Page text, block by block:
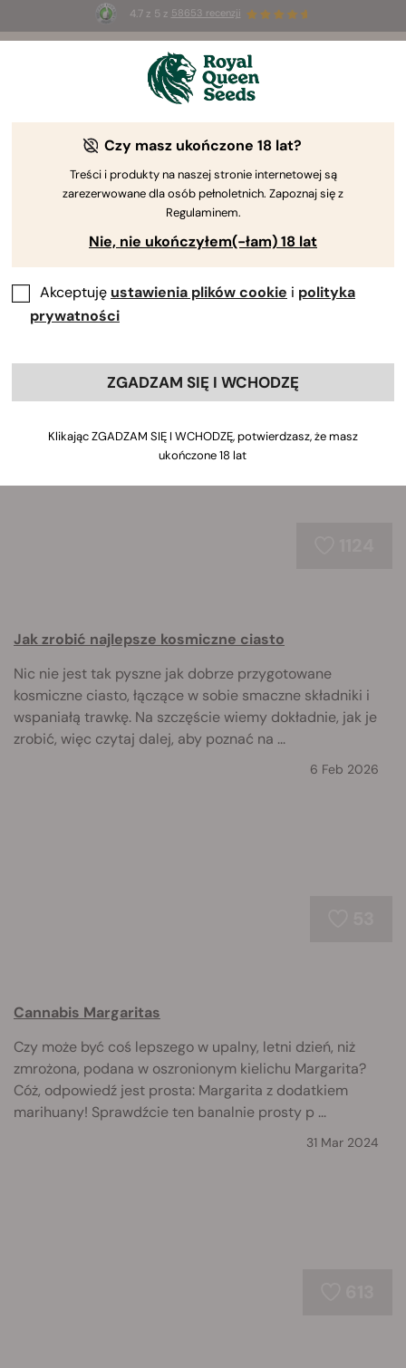
4.7 z 5 z 58653 recenzji
Summer Sales: do 50% zniżki
na wybrane produkty ⏤
The RQS Blog
Odmiany i produkty
Witamy w miejscu, gdzie kreatywność kulinarna spotyka
się z kulturą marihuany! Właśnie natknąłeś się na
wszystkie produkty spożywcze z marihuany i
wypróbować nowe przepisy z użyciem zioła! Załóż czapkę
szefa kuchni i zabierz się za gotowanie!
Jak zrobić najlepsze kosmiczne ciasto
Nic nie jest tak pyszne jak dobrze przygotowane
kosmiczne ciasto, łączące w sobie smaczne składniki i
wspaniałą trawkę. Na szczęście wiemy dokładnie, jak je
zrobić, więc czytaj dalej, aby poznać na ...
6 Feb 2026
Cannabis Margaritas
Czy może być coś lepszego w upalny, letni dzień, niż
zmrożona, podana w oszronionym kielichu Margarita?
Cóż, odpowiedź jest prosta: Margarita z dodatkiem
marihuany! Sprawdźcie ten banalnie prosty p ...
31 Mar 2024
Czy masz ukończone 18 lat?
Treści i produkty na naszej stronie internetowej są
zarezerwowane dla osób pełnoletnich. Zapoznaj się z
Regulaminem.
Nie, nie ukończyłem(-łam) 18 lat
Akceptuję ustawienia plików cookie i polityka
prywatności
ZGADZAM SIĘ I WCHODZĘ
Klikając ZGADZAM SIĘ I WCHODZĘ, potwierdzasz, że masz
ukończone 18 lat